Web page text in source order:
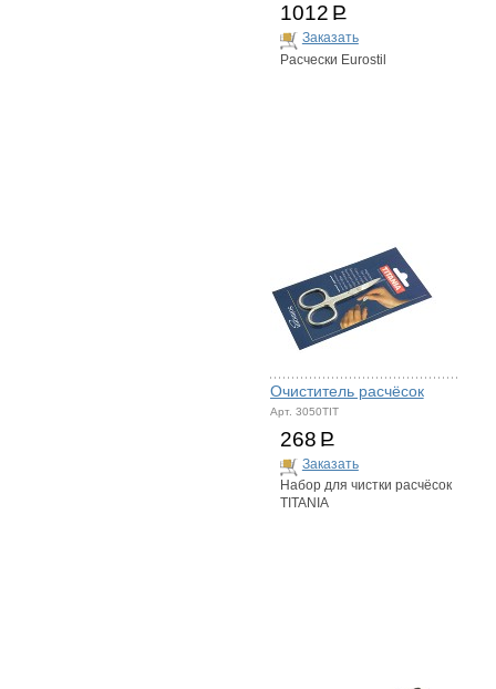
1012 Р
Заказать
Расчески Eurostil
Очиститель расчёсок
Арт. 3050TIT
268 Р
Заказать
Набор для чистки расчёсок
TITANIA